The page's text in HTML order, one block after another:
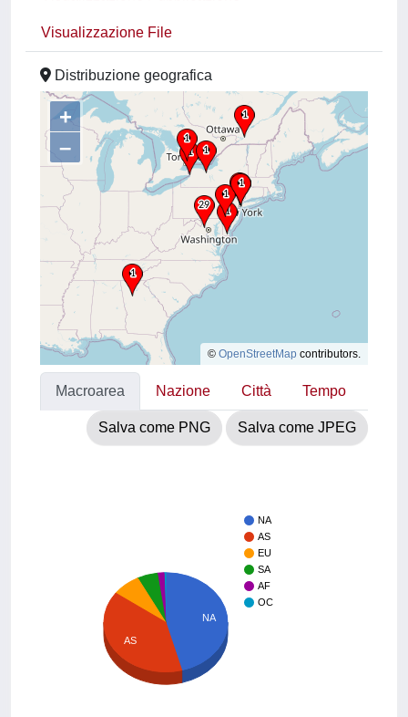
Visualizzazione File
Distribuzione geografica
+
–
© OpenStreetMap contributors.
Macroarea Nazione Città Tempo
Salva come PNG Salva come JPEG
NA
AS
EU
SA
AF
OC
NA
AS